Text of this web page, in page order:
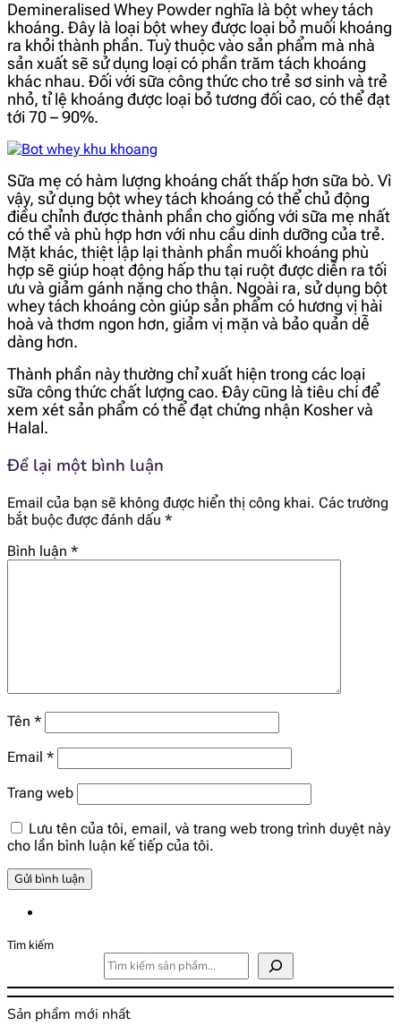
Demineralised Whey Powder nghĩa là bột whey tách
khoáng. Đây là loại bột whey được loại bỏ muối khoáng
ra khỏi thành phần. Tuỳ thuộc vào sản phẩm mà nhà
sản xuất sẽ sử dụng loại có phần trăm tách khoáng
khác nhau. Đối với sữa công thức cho trẻ sơ sinh và trẻ
nhỏ, tỉ lệ khoáng được loại bỏ tương đối cao, có thể đạt
tới 70 – 90%.
Sữa mẹ có hàm lượng khoáng chất thấp hơn sữa bò. Vì
vậy, sử dụng bột whey tách khoáng có thể chủ động
điều chỉnh được thành phần cho giống với sữa mẹ nhất
có thể và phù hợp hơn với nhu cầu dinh dưỡng của trẻ.
Mặt khác, thiệt lập lại thành phần muối khoáng phù
hợp sẽ giúp hoạt động hấp thu tại ruột được diễn ra tối
ưu và giảm gánh nặng cho thận. Ngoài ra, sử dụng bột
whey tách khoáng còn giúp sản phẩm có hương vị hài
hoà và thơm ngon hơn, giảm vị mặn và bảo quản dễ
dàng hơn.
Thành phần này thường chỉ xuất hiện trong các loại
sữa công thức chất lượng cao. Đây cũng là tiêu chí để
xem xét sản phẩm có thể đạt chứng nhận Kosher và
Halal.
Để lại một bình luận
Email của bạn sẽ không được hiển thị công khai. Các trường
bắt buộc được đánh dấu *
Bình luận *
Tên *
Email *
Trang web
Lưu tên của tôi, email, và trang web trong trình duyệt này
cho lần bình luận kế tiếp của tôi.
Tìm kiếm
Sản phẩm mới nhất